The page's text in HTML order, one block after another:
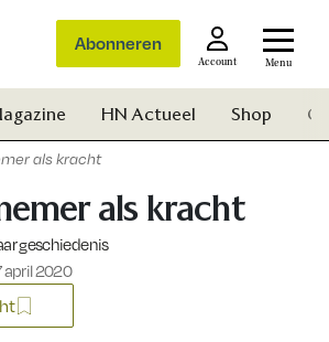
Abonneren
Account Menu
HN Actueel Shop
als kracht
als kracht
geschiedenis
april 2020